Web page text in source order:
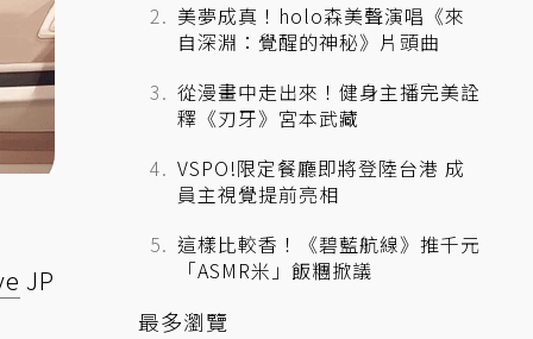
JP
美夢成真！holo森美聲演唱《來
自深淵：覺醒的神秘》片頭曲
從漫畫中走出來！健身主播完美詮
釋《刃牙》宮本武藏
VSPO!限定餐廳即將登陸台港 成
員主視覺提前亮相
這樣比較香！《碧藍航線》推千元
「ASMR米」飯糰掀議
最多瀏覽